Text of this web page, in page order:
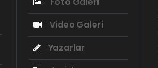
Video Galeri
Yazarlar